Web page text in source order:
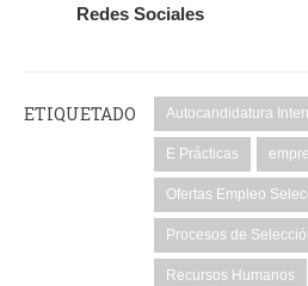
Redes Sociales
ETIQUETADO Autocandidatura
E Prácticas
Ofertas Empleo
Procesos de
Recursos Humanos